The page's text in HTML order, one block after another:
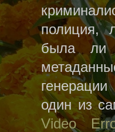
полиция,
была ли
один из
Video